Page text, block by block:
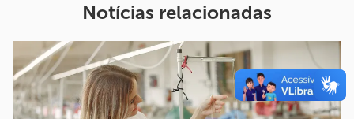
Notícias relacionadas